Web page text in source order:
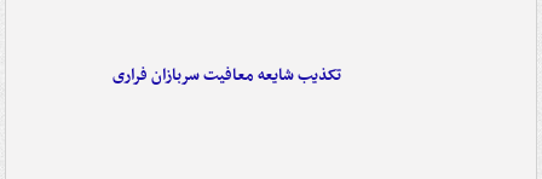
تکذیب شایعه معافیت سربازان فراری